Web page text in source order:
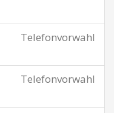
Telefonvorwahl
Telefonvorwahl